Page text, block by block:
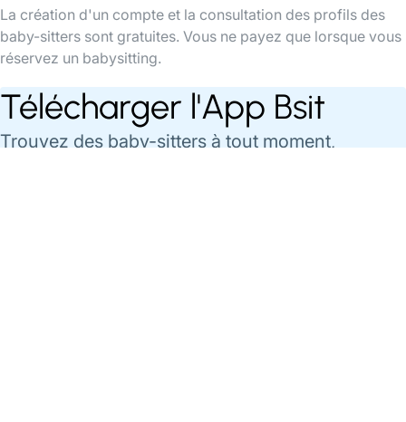
La création d'un compte et la consultation des profils des
baby-sitters sont gratuites. Vous ne payez que lorsque vous
réservez un babysitting.
Télécharger l'App Bsit
Trouvez des baby-sitters à tout moment,